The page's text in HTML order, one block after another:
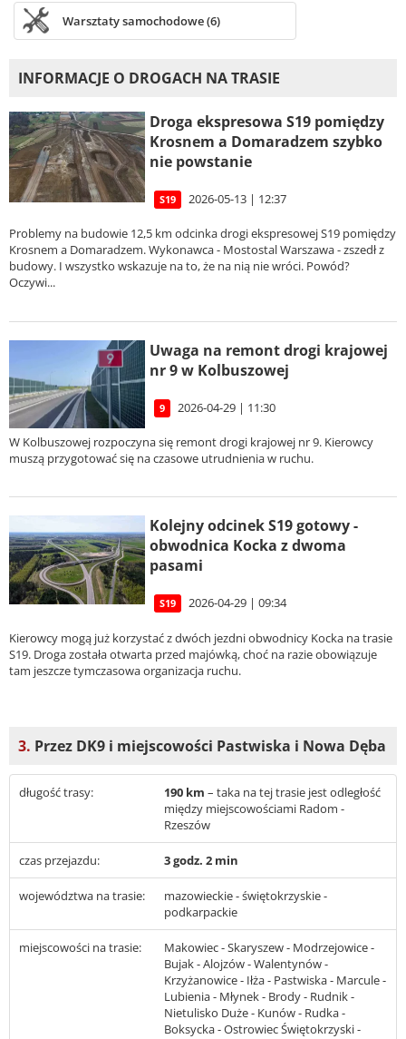
Warsztaty samochodowe (6)
INFORMACJE O DROGACH NA TRASIE
Droga ekspresowa S19 pomiędzy
Krosnem a Domaradzem szybko
nie powstanie
S19 2026-05-13 | 12:37
Problemy na budowie 12,5 km odcinka drogi ekspresowej S19 pomiędzy
Krosnem a Domaradzem. Wykonawca - Mostostal Warszawa - zszedł z
budowy. I wszystko wskazuje na to, że na nią nie wróci. Powód?
Oczywi...
Uwaga na remont drogi krajowej
nr 9 w Kolbuszowej
9 2026-04-29 | 11:30
W Kolbuszowej rozpoczyna się remont drogi krajowej nr 9. Kierowcy
muszą przygotować się na czasowe utrudnienia w ruchu.
Kolejny odcinek S19 gotowy -
obwodnica Kocka z dwoma
pasami
S19 2026-04-29 | 09:34
Kierowcy mogą już korzystać z dwóch jezdni obwodnicy Kocka na trasie
S19. Droga została otwarta przed majówką, choć na razie obowiązuje
tam jeszcze tymczasowa organizacja ruchu.
3. Przez DK9 i miejscowości Pastwiska i Nowa Dęba
długość trasy: 190 km – taka na tej trasie jest odległość
między miejscowościami Radom -
Rzeszów
czas przejazdu: 3 godz. 2 min
województwa na trasie:
mazowieckie - świętokrzyskie -
podkarpackie
miejscowości na trasie:
Makowiec - Skaryszew - Modrzejowice -
Bujak - Alojzów - Walentynów -
Krzyżanowice - Iłża - Pastwiska - Marcule -
Lubienia - Młynek - Brody - Rudnik -
Nietulisko Duże - Kunów - Rudka -
Boksycka - Ostrowiec Świętokrzyski -